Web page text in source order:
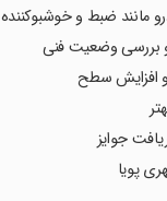
مانند ضبط و خوشبوکننده
بررسی وضعیت فنی
افزایش سطح
جوایز
پویا